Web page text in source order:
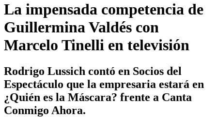
La impensada competencia de
Guillermina Valdés con
Marcelo Tinelli en televisión
Rodrigo Lussich contó en Socios del
Espectáculo que la empresaria estará en
¿Quién es la Máscara? frente a Canta
Conmigo Ahora.